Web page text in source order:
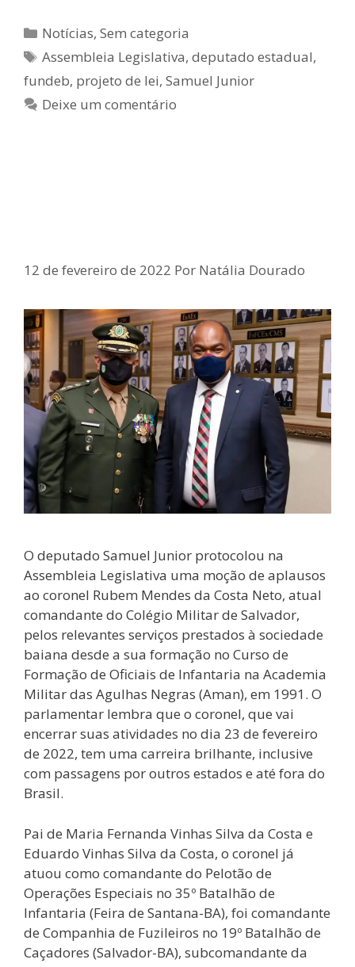
Notícias,Sem categoria
Assembleia Legislativa,deputado estadual,
fundeb, projeto de lei, Samuel Junior
Deixe um comentário
12 de fevereiro de 2022 Por Natália Dourado
O deputado Samuel Junior protocolou na
Assembleia Legislativa uma moção de aplausos
ao coronel Rubem Mendes da Costa Neto, atual
comandante do Colégio Militar de Salvador,
pelos relevantes serviços prestados à sociedade
baiana desde a sua formação no Curso de
Formação de Oficiais de Infantaria na Academia
Militar das Agulhas Negras (Aman), em 1991. O
parlamentar lembra que o coronel, que vai
encerrar suas atividades no dia 23 de fevereiro
de 2022, tem uma carreira brilhante, inclusive
com passagens por outros estados e até fora do
Brasil.
Pai de Maria Fernanda Vinhas Silva da Costa e
Eduardo Vinhas Silva da Costa, o coronel já
atuou como comandante do Pelotão de
Operações Especiais no 35º Batalhão de
Infantaria (Feira de Santana-BA), foi comandante
de Companhia de Fuzileiros no 19º Batalhão de
Caçadores (Salvador-BA), subcomandante da